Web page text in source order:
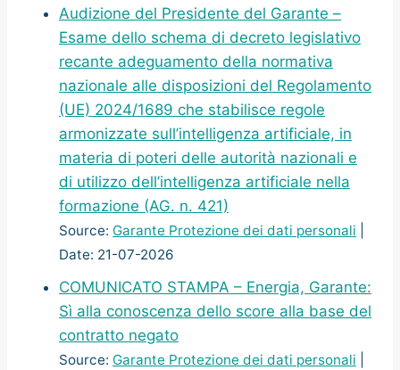
Audizione del Presidente del Garante –
Esame dello schema di decreto legislativo
recante adeguamento della normativa
nazionale alle disposizioni del Regolamento
(UE) 2024/1689 che stabilisce regole
armonizzate sull’intelligenza artificiale, in
materia di poteri delle autorità nazionali e
di utilizzo dell’intelligenza artificiale nella
formazione (AG. n. 421)
Source: Garante Protezione dei dati personali
Date: 21-07-2026
COMUNICATO STAMPA – Energia, Garante:
Sì alla conoscenza dello score alla base del
contratto negato
Source: Garante Protezione dei dati personali